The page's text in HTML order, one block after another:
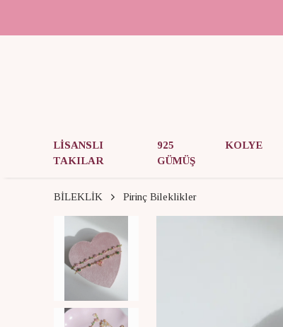
LİSANSLI
TAKILAR
925
GÜMÜŞ
KOLYE
BİLEKLİK Pirinç Bileklikler